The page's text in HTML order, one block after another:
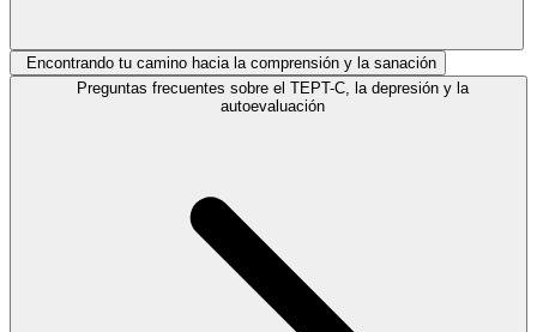
Encontrando tu camino hacia la comprensión y la sanación
Preguntas frecuentes sobre el TEPT-C, la depresión y la
autoevaluación